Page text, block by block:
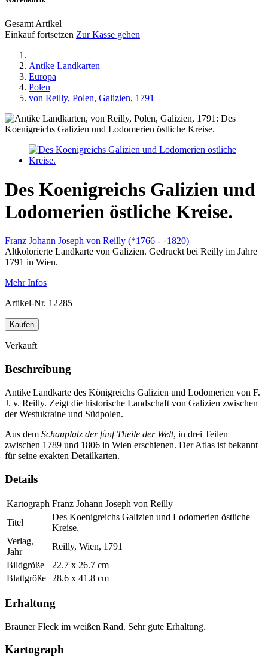
Gesamt Artikel
Einkauf fortsetzen Zur Kasse gehen
Antike Landkarten
Europa
Polen
von Reilly, Polen, Galizien, 1791
Des Koenigreichs Galizien und
Lodomerien östliche Kreise.
Franz Johann Joseph von Reilly (*1766 - †1820)
Altkolorierte Landkarte von Galizien. Gedruckt bei Reilly im Jahre
1791 in Wien.
Mehr Infos
Artikel-Nr. 12285
Kaufen
Verkauft
Beschreibung
Antike Landkarte des Königreichs Galizien und Lodomerien von F.
J. v. Reilly. Zeigt die historische Landschaft von Galizien zwischen
der Westukraine und Südpolen.
Aus dem Schauplatz der fünf Theile der Welt, in drei Teilen
zwischen 1789 und 1806 in Wien erschienen. Der Atlas ist bekannt
für seine exakten Detailkarten.
Details
Kartograph Franz Johann Joseph von Reilly
Titel
Des Koenigreichs Galizien und Lodomerien östliche
Kreise.
Verlag,
Jahr
Reilly, Wien, 1791
Bildgröße
22.7 x 26.7 cm
Blattgröße
28.6 x 41.8 cm
Erhaltung
Brauner Fleck im weißen Rand. Sehr gute Erhaltung.
Kartograph